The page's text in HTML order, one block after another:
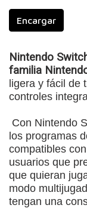
Encargar
Nintendo
familia
ligera y fácil de
controles
Con Nintendo
los programas
compatibles
usuarios que
que quieran
modo
tengan una